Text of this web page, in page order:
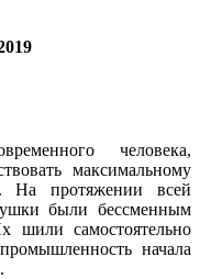
человека,
максимальному
На протяжении всей
были бессменным
шили самостоятельно
начала